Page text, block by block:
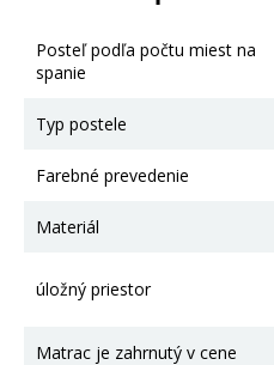
Posteľ podľa počtu miest na
spanie
Typ postele
Farebné prevedenie
Materiál
úložný priestor
Matrac je zahrnutý v cene